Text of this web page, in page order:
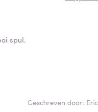
spul.
Geschreven door: